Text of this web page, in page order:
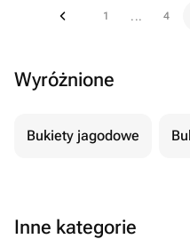
1 ... 4
Wyróżnione
Bukiety jagodowe
Inne kategorie